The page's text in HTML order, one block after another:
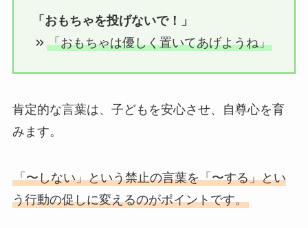
「おもちゃを投げないで！」
「おもちゃは優しく置いてあげようね」
肯定的な言葉は、子どもを安心させ、自尊心を育
みます。
「〜しない」という禁止の言葉を「〜する」とい
う行動の促しに変えるのがポイントです。